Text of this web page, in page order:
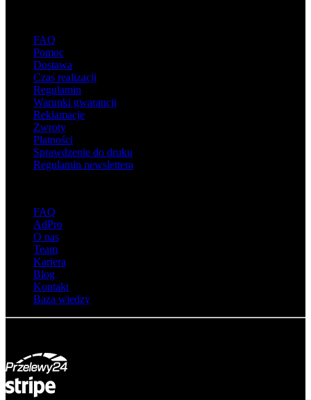
FAQ
Pomoc
Dostawa
Czas realizacji
Regulamin
Warunki gwarancji
Reklamacje
Zwroty
Płatności
Sprawdzenie do druku
Regulamin newslettera
FAQ
AdPro
O nas
Team
Kariera
Blog
Kontakt
Baza wiedzy